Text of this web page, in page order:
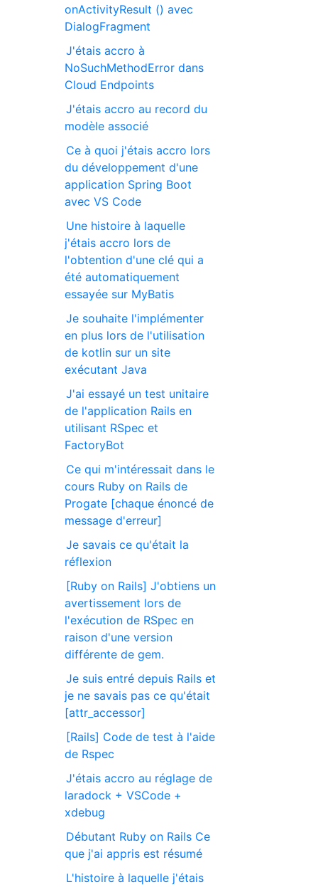
onActivityResult () avec
DialogFragment
J'étais accro à
NoSuchMethodError dans
Cloud Endpoints
J'étais accro au record du
modèle associé
Ce à quoi j'étais accro lors
du développement d'une
application Spring Boot
avec VS Code
Une histoire à laquelle
j'étais accro lors de
l'obtention d'une clé qui a
été automatiquement
essayée sur MyBatis
Je souhaite l'implémenter
en plus lors de l'utilisation
de kotlin sur un site
exécutant Java
J'ai essayé un test unitaire
de l'application Rails en
utilisant RSpec et
FactoryBot
Ce qui m'intéressait dans le
cours Ruby on Rails de
Progate [chaque énoncé de
message d'erreur]
Je savais ce qu'était la
réflexion
[Ruby on Rails] J'obtiens un
avertissement lors de
l'exécution de RSpec en
raison d'une version
différente de gem.
Je suis entré depuis Rails et
je ne savais pas ce qu'était
[attr_accessor]
[Rails] Code de test à l'aide
de Rspec
J'étais accro au réglage de
laradock + VSCode +
xdebug
Débutant Ruby on Rails Ce
que j'ai appris est résumé
L'histoire à laquelle j'étais